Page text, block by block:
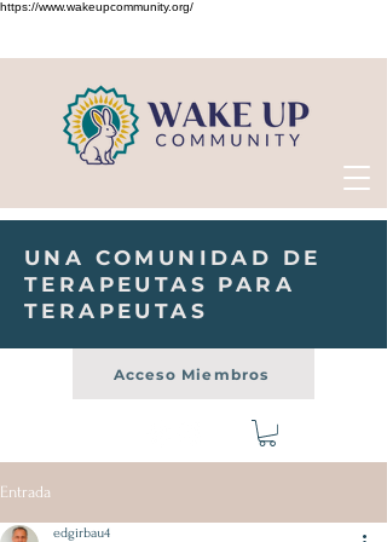
https://www.wakeupcommunity.org/
UNA COMUNIDAD DE
TERAPEUTAS PARA
TERAPEUTAS
Acceso Miembros
Entrada
edgirbau4